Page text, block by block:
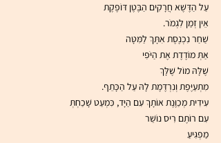
עַל הַדֶּשֶׁא חֲרָקִים הַבֶּטֶן דּוֹפֶקֶת
אֵין זְמַן לִגְמֹר.
שַׁחַר נִכְנֶסֶת אִתָּךְ לַמִּטָּה
אַתְּ מוֹדֶדֶת אֶת הַיֹּפִי
שֶׁלָּהּ מוֹל שֶׁלָּךְ
מִתְעַיֶּפֶת וְנִרְדֶּמֶת לָהּ עַל הַכָּתֵף.
עִידִית מְכַוֶּנֶת אוֹתָךְ עִם הַיָּד, כִּמְעַט שָׁכַחְתְּ
עִם רוֹתֶם רִיס נוֹשֵׁר
מַפְגִּיעַ